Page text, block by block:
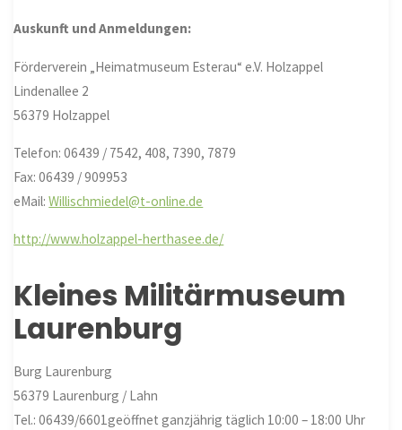
Auskunft und Anmeldungen:
Förderverein „Heimatmuseum Esterau“ e.V. Holzappel
Lindenallee 2
56379 Holzappel
Telefon: 06439 / 7542, 408, 7390, 7879
Fax: 06439 / 909953
eMail:Willischmiedel@t-online.de
http://www.holzappel-herthasee.de/
Kleines Militärmuseum
Laurenburg
Burg Laurenburg
56379 Laurenburg / Lahn
Tel.: 06439/6601geöffnet ganzjährig täglich 10:00 – 18:00 Uhr